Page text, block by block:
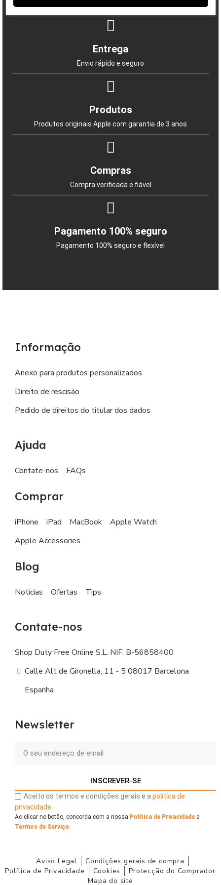
Entrega
Envio rápido e seguro
Produtos
Produtos originais Apple com garantia de 3 anos
Compras
Compra verificada e fiável
Pagamento 100% seguro
Pagamento 100% seguro e flexível
Informação
Anexo para produtos personalizados
Direito de rescisão
Pedido de direitos do titular dos dados
Ajuda
Contate-nos FAQs
Comprar
iPhone iPad MacBook
Apple Watch
Apple Accessories
Blog
Notícias Ofertas Tips
Contate-nos
Shop Duty Free Online S.L. NIF: B-56858400
Calle Alt de Gironella, 11 - 5 08017 Barcelona
Espanha
Newsletter
INSCREVER-SE
Aceito os termos e condições gerais e a política de
privacidade.
Ao clicar no botão, concorda com a nossa Política de Privacidade e
Termos de Serviço
Aviso Legal
Condições gerais de compra
Política de Privacidade
Cookies
Protecção do Comprador
Mapa do site